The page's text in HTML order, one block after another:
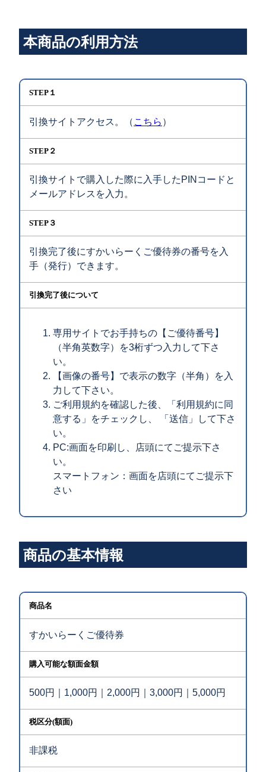
本商品の利用方法
STEP１
引換サイトアクセス。（ こちら ）
STEP２
引換サイトで購入した際に入手したPINコードと
メールアドレスを入力。
STEP３
引換完了後にすかいらーくご優待券の番号を入
手（発行）できます。
引換完了後について
専用サイトでお手持ちの【ご優待番号】
（半角英数字）を3桁ずつ入力して下さ
い。
【画像の番号】で表示の数字（半角）を入
力して下さい。
ご利用規約を確認した後、「利用規約に同
意する」をチェックし、 「送信」して下さ
い。
PC:画面を印刷し、店頭にてご提示下さ
い。
スマートフォン：画面を店頭にてご提示下
さい
商品の基本情報
商品名
すかいらーくご優待券
購入可能な額面金額
500円｜1,000円｜2,000円｜3,000円｜5,000円
税区分(額面)
非課税